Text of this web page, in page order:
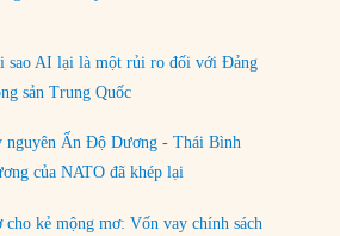
LOAD MORE
sao AI lại là một rủi ro đối với Đảng
sản Trung Quốc
nguyên Ấn Độ Dương - Thái Bình
của NATO đã khép lại
cho kẻ mộng mơ: Vốn vay chính sách